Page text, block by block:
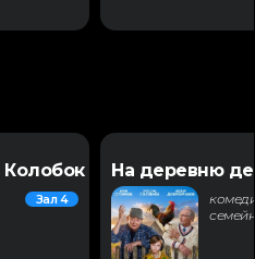
Колобок
Зал 4
На деревню